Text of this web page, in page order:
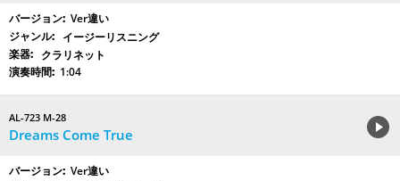
Ver違い
イージーリスニング
クラリネット
1:04
AL-723 M-28
Dreams Come True
Ver違い